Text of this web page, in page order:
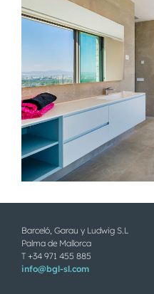
Barceló, Garau y Ludwig S.L
Palma de Mallorca
T +34 971 455 885
info@bgl-sl.com